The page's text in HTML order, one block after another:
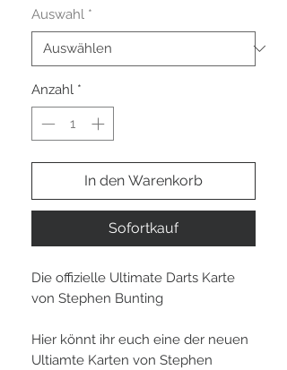
Auswahl *
Anzahl *
In den Warenkorb
Sofortkauf
Die offizielle Ultimate Darts Karte
von Stephen Bunting
Hier könnt ihr euch eine der neuen
Ultiamte Karten von Stephen